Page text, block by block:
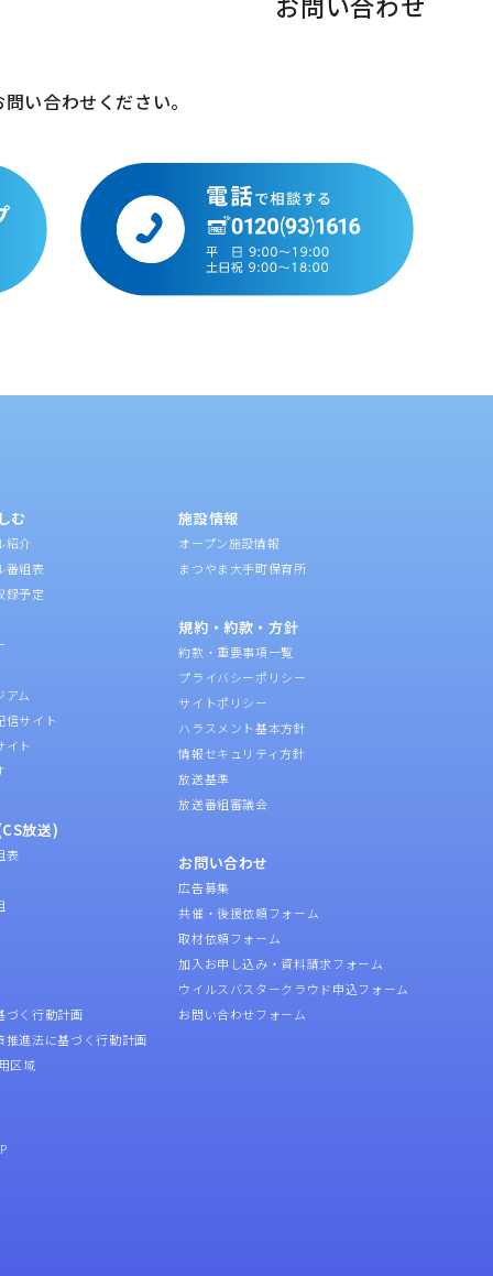
い合わせください。
む
紹介
番組表
録予定
アム
信サイト
イト
放送)
表
づく行動計画
推進法に基づく行動計画
区域
施設情報
オープン施設情報
まつやま大手町保育所
規約・約款・方針
約款・重要事項一覧
プライバシーポリシー
サイトポリシー
ハラスメント基本方針
情報セキュリティ方針
放送基準
放送番組審議会
お問い合わせ
広告募集
共催・後援依頼フォーム
取材依頼フォーム
加入お申し込み・資料請求フォーム
ウイルスバスタークラウド申込フォーム
お問い合わせフォーム